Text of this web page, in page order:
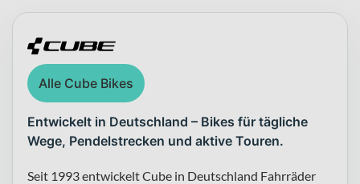
Alle Cube Bikes
Entwickelt in Deutschland – Bikes für tägliche
Wege, Pendelstrecken und aktive Touren.
Seit 1993 entwickelt Cube in Deutschland Fahrräder